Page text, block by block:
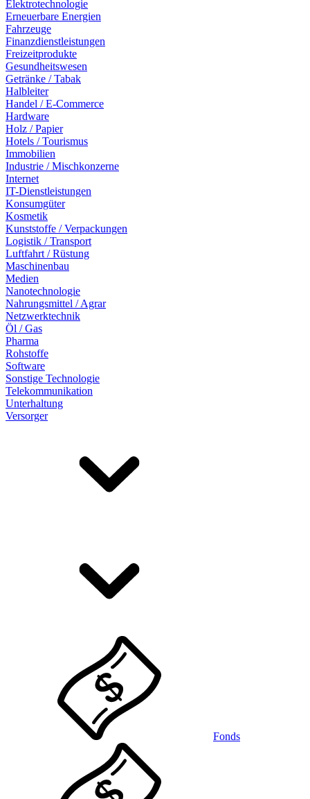
Elektrotechnologie
Erneuerbare Energien
Fahrzeuge
Finanzdienstleistungen
Freizeitprodukte
Gesundheitswesen
Getränke / Tabak
Halbleiter
Handel / E-Commerce
Hardware
Holz / Papier
Hotels / Tourismus
Immobilien
Industrie / Mischkonzerne
Internet
IT-Dienstleistungen
Konsumgüter
Kosmetik
Kunststoffe / Verpackungen
Logistik / Transport
Luftfahrt / Rüstung
Maschinenbau
Medien
Nanotechnologie
Nahrungsmittel / Agrar
Netzwerktechnik
Öl / Gas
Pharma
Rohstoffe
Software
Sonstige Technologie
Telekommunikation
Unterhaltung
Versorger
Fonds